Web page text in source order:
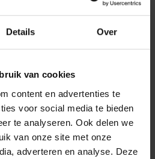
Details Over
van cookies
content en advertenties te
voor social media te bieden
te analyseren. Ook delen we
van onze site met onze
adverteren en analyse. Deze
zijn voor kinderen omdat
beheersen dan hun ouders.
in op ontzorgen. En bij
wantrouwend is houden
Dit is slechts een greep van
voorbereiden aan de hand
op voorbereiden. Big
van het traject. We staren ons